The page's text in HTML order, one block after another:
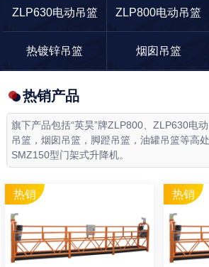
ZLP630电动吊篮
ZLP800电动吊篮
热镀锌吊篮 烟囱吊篮
热销产品
旗下产品包括“英昊”牌ZLP800、ZLP630电
吊篮，烟囱吊篮，脚蹬吊篮，油罐吊篮等高
SMZ150型门架式升降机。